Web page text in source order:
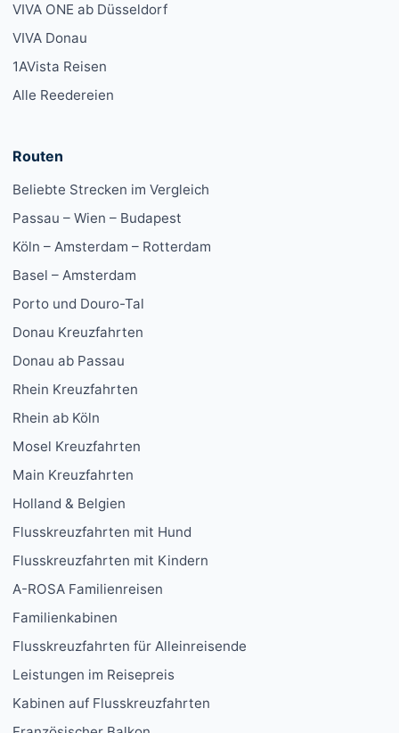
VIVA ONE ab Düsseldorf
VIVA Donau
1AVista Reisen
Alle Reedereien
Routen
Beliebte Strecken im Vergleich
Passau – Wien – Budapest
Köln – Amsterdam – Rotterdam
Basel – Amsterdam
Porto und Douro-Tal
Donau Kreuzfahrten
Donau ab Passau
Rhein Kreuzfahrten
Rhein ab Köln
Mosel Kreuzfahrten
Main Kreuzfahrten
Holland & Belgien
Flusskreuzfahrten mit Hund
Flusskreuzfahrten mit Kindern
A-ROSA Familienreisen
Familienkabinen
Flusskreuzfahrten für Alleinreisende
Leistungen im Reisepreis
Kabinen auf Flusskreuzfahrten